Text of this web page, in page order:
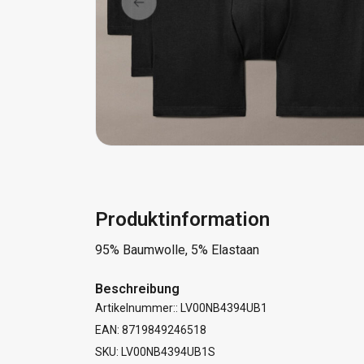
Produktinformation
95% Baumwolle, 5% Elastaan
Beschreibung
Artikelnummer:: LV00NB4394UB1
EAN: 8719849246518
SKU: LV00NB4394UB1S